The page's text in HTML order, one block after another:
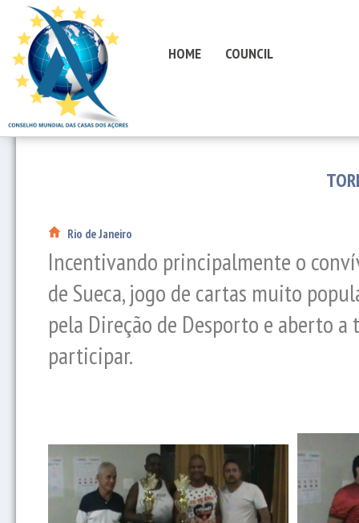
HOME COUNCIL
Rio de Janeiro
Incentivando principalmente o
de Sueca, jogo de cartas muito
pela Direção de Desporto e aberto a
participar.